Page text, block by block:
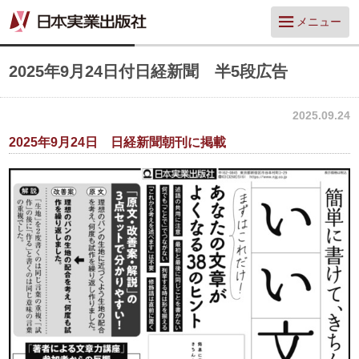
メニュー
2025年9月24日付日経新聞 半5段広告
2025.09.24
2025年9月24日 日経新聞朝刊に掲載